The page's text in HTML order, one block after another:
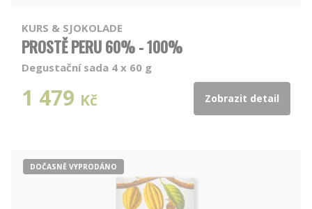
KURS & SJOKOLADE
PROSTĚ PERU 60% - 100%
Degustační sada 4 x 60 g
1 479 Kč Zobrazit detail
DOČASNĚ VYPRODÁNO